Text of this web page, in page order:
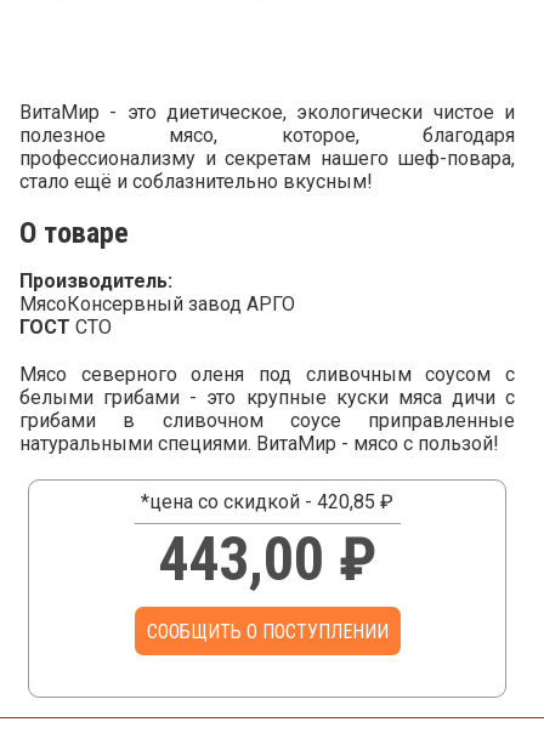
ВитаМир - это диетическое, экологически чистое и
полезное мясо, которое, благодаря
профессионализму и секретам нашего шеф-повара,
стало ещё и соблазнительно вкусным!
О товаре
Производитель:
МясоКонсервный завод АРГО
ГОСТ СТО
Мясо северного оленя под сливочным соусом с
белыми грибами - это крупные куски мяса дичи с
грибами в сливочном соусе приправленные
натуральными специями. ВитаМир - мясо с пользой!
*цена со скидкой - 420,85 ₽
443,00 ₽
СООБЩИТЬ О ПОСТУПЛЕНИИ